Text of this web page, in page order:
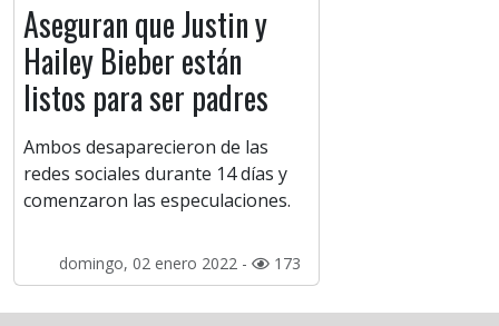
Aseguran que Justin y
Hailey Bieber están
listos para ser padres
Ambos desaparecieron de las
redes sociales durante 14 días y
comenzaron las especulaciones.
domingo, 02 enero 2022 - 173